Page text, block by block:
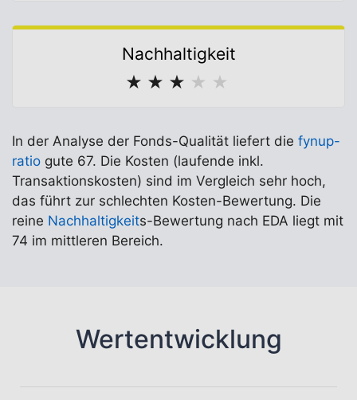
Nachhaltigkeit
★ ★ ★ ★ ★
In der Analyse der Fonds-Qualität liefert die fynup-
ratio gute 67. Die Kosten (laufende inkl.
Transaktionskosten) sind im Vergleich sehr hoch,
das führt zur schlechten Kosten-Bewertung. Die
reine Nachhaltigkeits-Bewertung nach EDA liegt mit
74 im mittleren Bereich.
Wertentwicklung